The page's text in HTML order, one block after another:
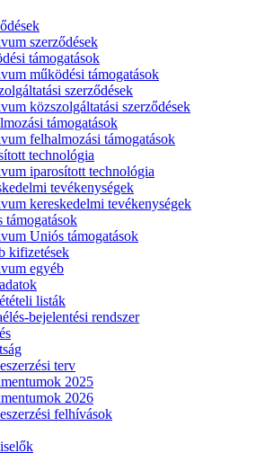
szerződések
támogatások
működési támogatások
szerződések
közszolgáltatási szerződések
támogatások
felhalmozási támogatások
technológia
iparosított technológia
tevékenységek
kereskedelmi tevékenységek
támogatások
Uniós támogatások
kifizetések
egyéb
listák
bejelentési rendszer
terv
2025
2026
felhívások